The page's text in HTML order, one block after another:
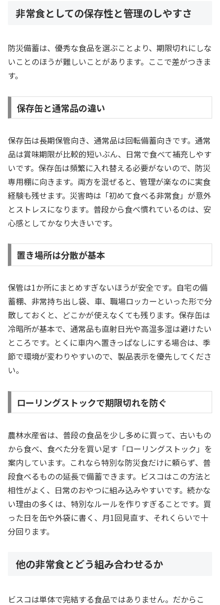
非常食としての保存性と管理のしやすさ
防災備蓄は、優秀な食品を選ぶことより、期限切れにしな
いことのほうが難しいことがあります。ここで差がつきま
す。
保存缶と通常品の違い
保存缶は長期保管向き、通常品は回転備蓄向きです。通常
品は賞味期限が比較的短いぶん、日常で食べて補充しやす
いです。保存缶は頻繁に入れ替える必要がないので、防災
専用棚に向きます。両方を混ぜると、管理が楽なのに実食
経験も残せます。災害時は「初めて食べる非常食」が意外
とストレスになります。普段から食べ慣れているのは、安
心感としてかなり大きいです。
置き場所は分散が基本
保管は1か所にまとめすぎないほうが安全です。自宅の備
蓄棚、非常持ち出し袋、車、職場ロッカーといった形で分
散しておくと、どこかが使えなくても残ります。保存缶は
冷暗所が基本で、通常品も直射日光や高温多湿は避けたい
ところです。とくに車内へ置きっぱなしにする場合は、季
節で環境が変わりやすいので、製品表示を優先してくださ
い。
ローリングストックで期限切れを防ぐ
農林水産省は、普段の食品を少し多めに買って、古いもの
から食べ、食べた分を買い足す「ローリングストック」を
案内しています。これなら特別な防災食だけに頼らず、普
段食べるものの延長で備蓄できます。ビスコはこの方法と
相性がよく、日常のおやつに組み込みやすいです。続かな
い理由の多くは、特別なルールを作りすぎることです。買
った日を缶や外袋に書く、月1回見直す、それくらいで十
分回ります。
他の非常食とどう組み合わせるか
ビスコは単体で完結する食品ではありません。だからこ